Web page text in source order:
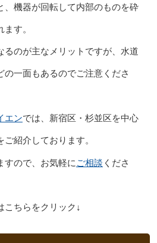
、機器が回転して内部のものを砕
す。
るのが主なメリットですが、水道
の一面もあるのでご注意くださ
エンでは、新宿区・杉並区を中心
紹介しております。
すので、お気軽にご相談 くださ
こちらをクリック↓